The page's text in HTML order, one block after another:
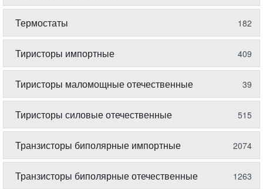
Термостаты 182
Тиристоры импортные 409
Тиристоры маломощные отечественные 39
Тиристоры силовые отечественные 515
Транзисторы биполярные импортные 2074
Транзисторы биполярные отечественные 1263